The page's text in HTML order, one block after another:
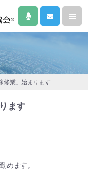
修業」始まります
ます
めます。